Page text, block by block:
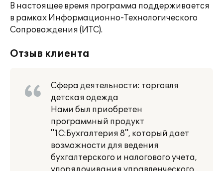
В настоящее время программа поддерживается
в рамках Информационно-Технологического
Сопровождения (ИТС).
Отзыв клиента
Сфера деятельности: торговля
детская одежда
Нами был приобретен
программный продукт
"1С:Бухгалтерия 8", который дает
возможности для ведения
бухгалтерского и налогового учета,